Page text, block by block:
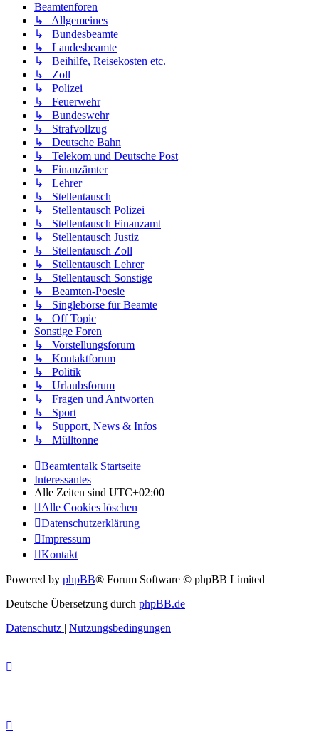
Beamtenforen
↳ Allgemeines
↳ Bundesbeamte
↳ Landesbeamte
↳ Beihilfe, Reisekosten etc.
↳ Zoll
↳ Polizei
↳ Feuerwehr
↳ Bundeswehr
↳ Strafvollzug
↳ Deutsche Bahn
↳ Telekom und Deutsche Post
↳ Finanzämter
↳ Lehrer
↳ Stellentausch
↳ Stellentausch Polizei
↳ Stellentausch Finanzamt
↳ Stellentausch Justiz
↳ Stellentausch Zoll
↳ Stellentausch Lehrer
↳ Stellentausch Sonstige
↳ Beamten-Poesie
↳ Singlebörse für Beamte
↳ Off Topic
Sonstige Foren
↳ Vorstellungsforum
↳ Kontaktforum
↳ Politik
↳ Urlaubsforum
↳ Fragen und Antworten
↳ Sport
↳ Support, News & Infos
↳ Mülltonne
Beamtentalk Startseite
Interessantes
Alle Zeiten sind UTC+02:00
Alle Cookies löschen
Datenschutzerklärung
Impressum
Kontakt
Powered by phpBB® Forum Software © phpBB Limited
Deutsche Übersetzung durch phpBB.de
Datenschutz | Nutzungsbedingungen